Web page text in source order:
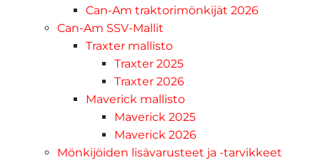
Can-Am traktorimönkijät 2026
Can-Am SSV-Mallit
Traxter mallisto
Traxter 2025
Traxter 2026
Maverick mallisto
Maverick 2025
Maverick 2026
Mönkijöiden lisävarusteet ja -tarvikkeet